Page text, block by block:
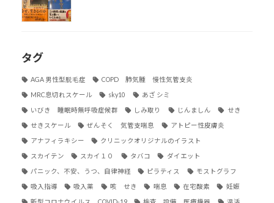
タグ
AGA 男性型脱毛症 COPD 肺気腫 慢性気管支炎
MRC息切れスケール sky10 あざ シミ
いびき 睡眠時無呼吸症候群 しみ取り じんましん せき
せきスケール ぜんそく 気管支喘息 アトピー性皮膚炎
アナフィラキシー クリニックオリジナルのイラスト
スカイテン スカイ１０ タバコ ダイエット
パニック、不安、うつ、自律神経 ピラティス モストグラフ
吸入指導 吸入薬 咳 せき 喘息 在宅酸素 妊娠